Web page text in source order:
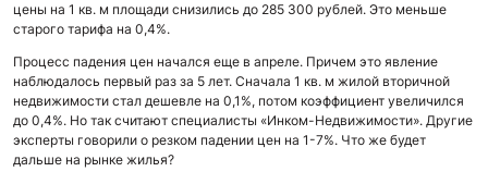
цены на 1 кв. м площади снизились до 285 300 рублей. Это меньше
старого тарифа на 0,4%.
Процесс падения цен начался еще в апреле. Причем это явление
наблюдалось первый раз за 5 лет. Сначала 1 кв. м жилой вторичной
недвижимости стал дешевле на 0,1%, потом коэффициент увеличился
до 0,4%. Но так считают специалисты «Инком-Недвижимости». Другие
эксперты говорили о резком падении цен на 1-7%. Что же будет
дальше на рынке жилья?